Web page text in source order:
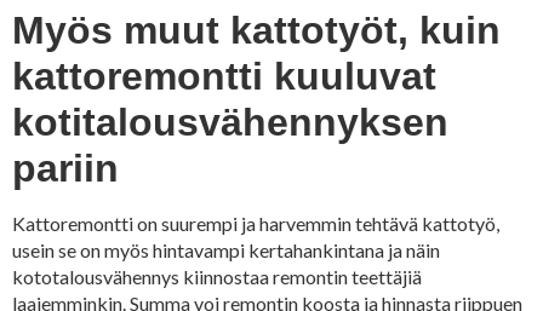
Myös muut kattotyöt, kuin
kattoremontti kuuluvat
kotitalousvähennyksen
pariin
Kattoremontti on suurempi ja harvemmin tehtävä kattotyö,
usein se on myös hintavampi kertahankintana ja näin
kototalousvähennys kiinnostaa remontin teettäjiä
laajemminkin. Summa voi remontin koosta ja hinnasta riippuen